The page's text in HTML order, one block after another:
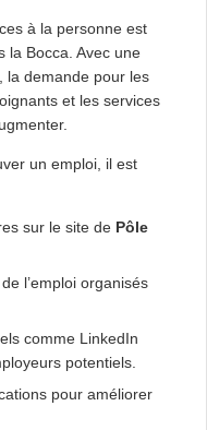
à la personne est
la Bocca. Avec une
la demande pour les
et les services
un emploi, il est
sur le site de Pôle
l’emploi organisés
comme LinkedIn
potentiels.
pour améliorer